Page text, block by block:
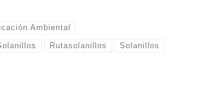
Ambiental
Rutasolanillos Solanillos